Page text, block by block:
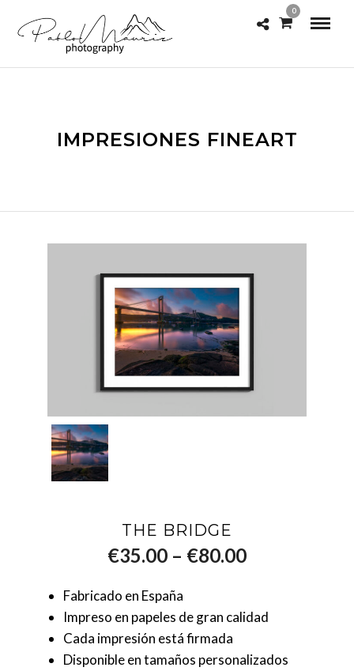
0
IMPRESIONES FINEART
THE BRIDGE
€35.00 – €80.00
Fabricado en España
Impreso en papeles de gran calidad
Cada impresión está firmada
Disponible en tamaños personalizados